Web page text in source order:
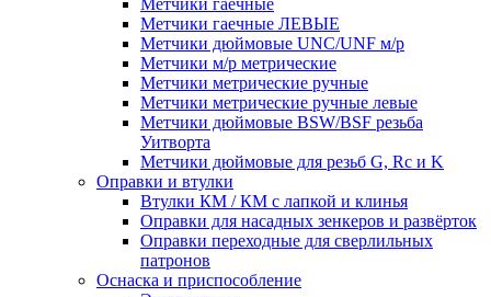
Метчики гаечные
Метчики гаечные ЛЕВЫЕ
Метчики дюймовые UNC/UNF м/р
Метчики м/р метрические
Метчики метрические ручные
Метчики метрические ручные левые
Метчики дюймовые BSW/BSF резьба
Уитворта
Метчики дюймовые для резьб G, Rc и K
Оправки и втулки
Втулки КМ / КМ с лапкой и клинья
Оправки для насадных зенкеров и развёрток
Оправки переходные для сверлильных
патронов
Оснаска и приспособление